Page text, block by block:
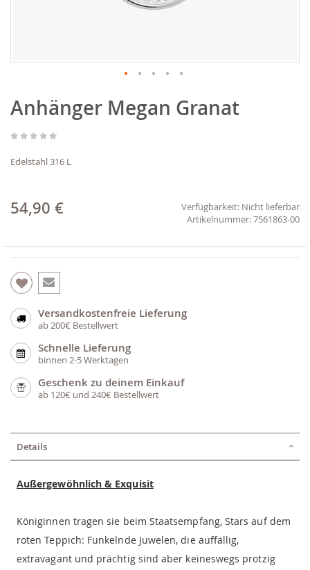
Anfang
der
springen
Anhänger Megan Granat
Edelstahl 316 L
54,90 € Verfügbarkeit: Nicht lieferbar
7561863-00
Versandkostenfreie Lieferung
ab 200€ Bestellwert
Schnelle Lieferung
binnen 2-5 Werktagen
Geschenk zu deinem Einkauf
ab 120€ und 240€ Bestellwert
Details
Außergewöhnlich & Exquisit
Königinnen tragen sie beim Staatsempfang, Stars auf dem
roten Teppich: Funkelnde Juwelen, die auffällig,
extravagant und prächtig sind aber keineswegs protzig